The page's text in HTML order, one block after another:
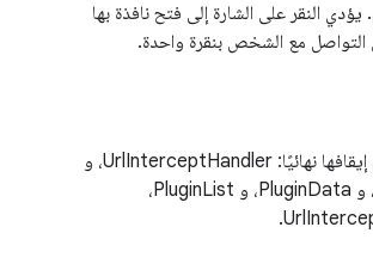
النقر على الشارة إلى فتح نافذة بها
مع الشخص بنقرة واحدة.
الفئات التي تم إيقافها نهائيًا: UrlInterceptHandler، و
PluginData، و PluginData، و PluginList،